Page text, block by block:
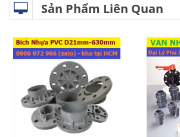
Sản Phẩm Liên Quan